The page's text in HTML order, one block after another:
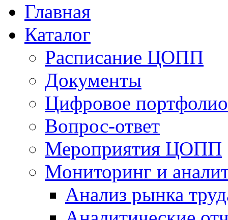
Главная
Каталог
Расписание ЦОПП
Документы
Цифровое портфолио
Вопрос-ответ
Мероприятия ЦОПП
Мониторинг и
Анализ рынка